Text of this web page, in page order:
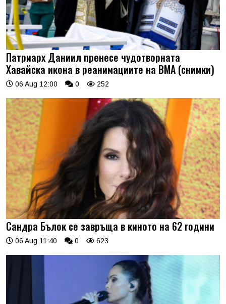
Патриарх Даниил пренесе чудотворната
Хавайска икона в реанимациите на ВМА (снимки)
06 Aug 12:00 0 252
Сандра Бълок се завръща в киното на 62 години
06 Aug 11:40 0 623